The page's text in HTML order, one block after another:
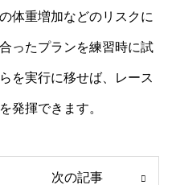
体重増加などのリスクに
ったプランを練習時に試
を実行に移せば、レース
発揮できます。
次の記事